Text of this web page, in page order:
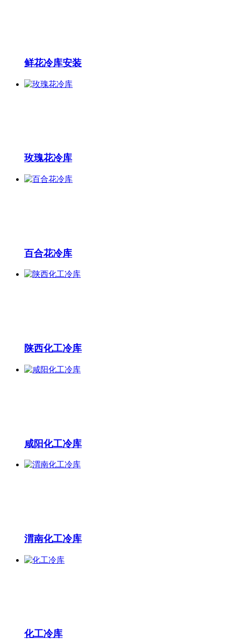
鲜花冷库安装
玫瑰花冷库
百合花冷库
陕西化工冷库
咸阳化工冷库
渭南化工冷库
化工冷库